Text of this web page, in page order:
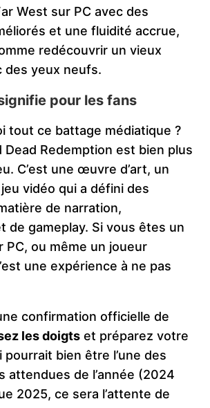
West sur PC avec des
et une fluidité accrue,
redécouvrir un vieux
des yeux neufs.
pour les fans
tout ce battage médiatique ?
Dead Redemption est bien plus
C’est une œuvre d’art, un
vidéo qui a défini des
de narration,
de gameplay. Si vous êtes un
PC, ou même un joueur
une expérience à ne pas
confirmation officielle de
les doigts et préparez votre
pourrait bien être l’une des
attendues de l’année (2024
2025, ce sera l’attente de